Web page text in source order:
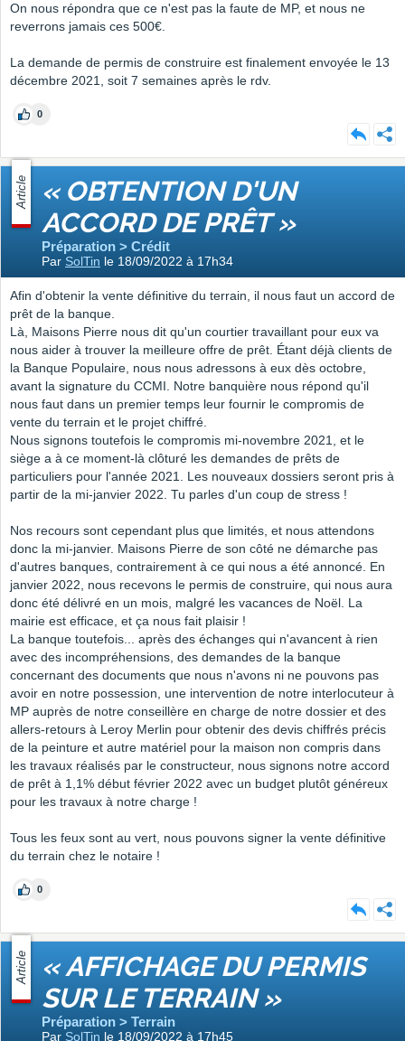
On nous répondra que ce n'est pas la faute de MP, et nous ne
reverrons jamais ces 500€.
La demande de permis de construire est finalement envoyée le 13
décembre 2021, soit 7 semaines après le rdv.
0
Article « OBTENTION D'UN
ACCORD DE PRÊT »
Préparation > Crédit
Par SolTin le 18/09/2022 à 17h34
Afin d'obtenir la vente définitive du terrain, il nous faut un accord de
prêt de la banque.
Là, Maisons Pierre nous dit qu'un courtier travaillant pour eux va
nous aider à trouver la meilleure offre de prêt. Étant déjà clients de
la Banque Populaire, nous nous adressons à eux dès octobre,
avant la signature du CCMI. Notre banquière nous répond qu'il
nous faut dans un premier temps leur fournir le compromis de
vente du terrain et le projet chiffré.
Nous signons toutefois le compromis mi-novembre 2021, et le
siège a à ce moment-là clôturé les demandes de prêts de
particuliers pour l'année 2021. Les nouveaux dossiers seront pris à
partir de la mi-janvier 2022. Tu parles d'un coup de stress !
Nos recours sont cependant plus que limités, et nous attendons
donc la mi-janvier. Maisons Pierre de son côté ne démarche pas
d'autres banques, contrairement à ce qui nous a été annoncé. En
janvier 2022, nous recevons le permis de construire, qui nous aura
donc été délivré en un mois, malgré les vacances de Noël. La
mairie est efficace, et ça nous fait plaisir !
La banque toutefois... après des échanges qui n'avancent à rien
avec des incompréhensions, des demandes de la banque
concernant des documents que nous n'avons ni ne pouvons pas
avoir en notre possession, une intervention de notre interlocuteur à
MP auprès de notre conseillère en charge de notre dossier et des
allers-retours à Leroy Merlin pour obtenir des devis chiffrés précis
de la peinture et autre matériel pour la maison non compris dans
les travaux réalisés par le constructeur, nous signons notre accord
de prêt à 1,1% début février 2022 avec un budget plutôt généreux
pour les travaux à notre charge !
Tous les feux sont au vert, nous pouvons signer la vente définitive
du terrain chez le notaire !
0
Article « AFFICHAGE DU PERMIS
SUR LE TERRAIN »
Préparation > Terrain
Par SolTin le 18/09/2022 à 17h45